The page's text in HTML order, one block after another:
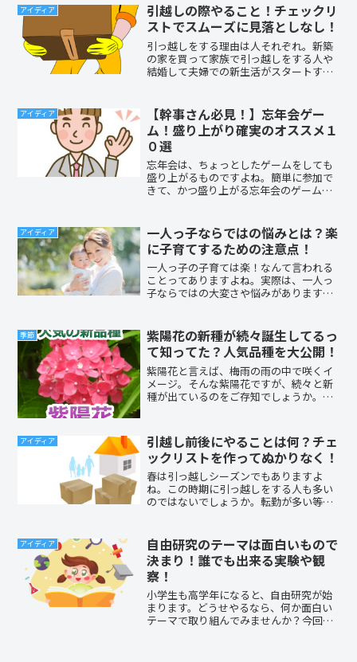
アイディア
引越しの際やること！チェックリ
ストでスムーズに見落としなし！
引っ越しをする理由は人それぞれ。新築
の家を買って家族で引っ越しをする人や
結婚して夫婦での新生活がスタートする
が考えられますが、共通しているのは、
みんな引っ越しをするにあ...
アイディア
【幹事さん必見！】忘年会ゲー
ム！盛り上がり確実のオススメ１
０選
忘年会は、ちょっとしたゲームをしても
盛り上がるものですよね。簡単に参加で
きて、かつ盛り上がる忘年会のゲームに
のアイデアについてのお話です。最近ち
ょっとマンネリ気味だなと...
アイディア
一人っ子ならではの悩みとは？楽
に子育てするための注意点！
一人っ子の子育ては楽！なんて言われる
ことってありますよね。実際は、一人っ
子ならではの大変さや悩みがありますよ
子の子育てについて特に注意したいポイ
ントも分かりやすく説明し...
季節
紫陽花の新種が続々誕生してるっ
て知ってた？人気品種を大公開！
紫陽花と言えば、梅雨の雨の中で咲くイ
メージ。そんな紫陽花ですが、続々と新
種が出ているのをご存知でしょうか。花
われたり、母の日ギフトとしても人気の
紫陽花。人気度の高い新種にはどんな物
があるか、知りたくはありませんか？
アイディア
引越し前後にやることは何？チェ
ックリストを作ってぬかりなく！
春は引っ越しシーズンでもありますよ
ね。この時期に引っ越しをする人も多い
のではないでしょうか。転勤が多い等の
めたはいいけど、何をしたらいいのかわ
からない。やるべきことが多...
アイディア
自由研究のテーマは面白いもので
決まり！誰でも出来る実験や観
察！
小学生も高学年になると、自由研究が始
まります。どうせやるなら、何か面白い
テーマで取り組んでみませんか？今回